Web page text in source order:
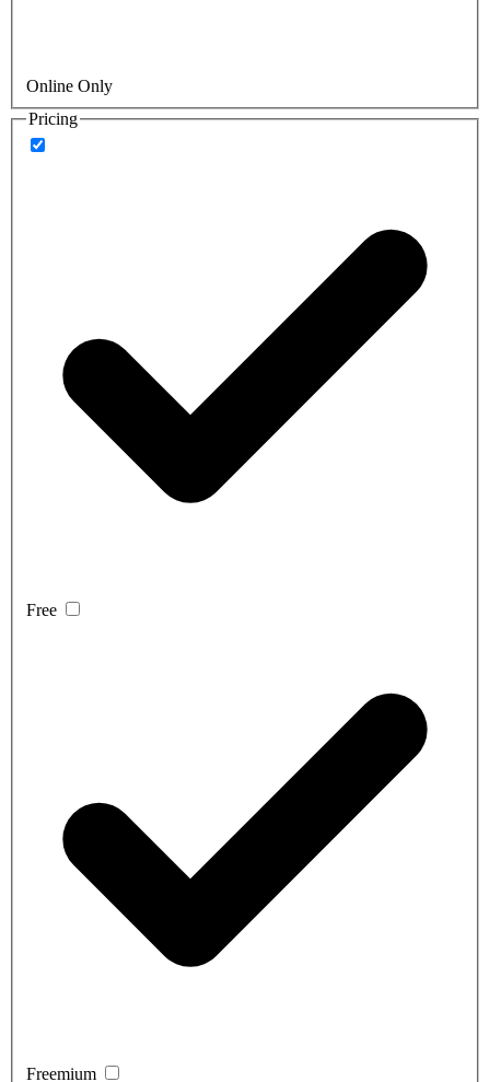
Online Only
Pricing
Free
Freemium